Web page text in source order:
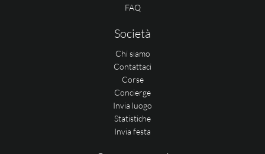
FAQ
Società
Chi siamo
Contattaci
Corse
Concierge
Invia luogo
Statistiche
Invia festa